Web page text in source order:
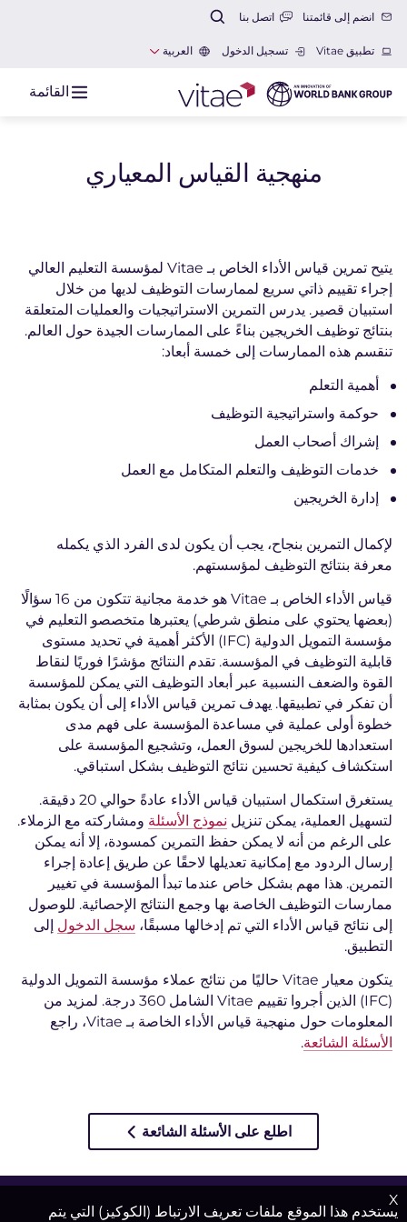
انضم إلى قائمتنا اتصل بنا
تطبيق Vitae تسجيل الدخول العربية
القائمة
منهجية القياس المعياري
يتيح تمرين قياس الأداء الخاص بـ Vitae لمؤسسة التعليم العالي
إجراء تقييم ذاتي سريع لممارسات التوظيف لديها من خلال
استبيان قصير. يدرس التمرين الاستراتيجيات والعمليات المتعلقة
بنتائج توظيف الخريجين بناءً على الممارسات الجيدة حول العالم.
تنقسم هذه الممارسات إلى خمسة أبعاد:
أهمية التعلم
حوكمة واستراتيجية التوظيف
إشراك أصحاب العمل
خدمات التوظيف والتعلم المتكامل مع العمل
إدارة الخريجين
لإكمال التمرين بنجاح، يجب أن يكون لدى الفرد الذي يكمله
معرفة بنتائج التوظيف لمؤسستهم.
قياس الأداء الخاص بـ Vitae هو خدمة مجانية تتكون من 16 سؤالًا
(بعضها يحتوي على منطق شرطي) يعتبرها متخصصو التعليم في
مؤسسة التمويل الدولية (IFC) الأكثر أهمية في تحديد مستوى
قابلية التوظيف في المؤسسة. تقدم النتائج مؤشرًا فوريًا لنقاط
القوة والضعف النسبية عبر أبعاد التوظيف التي يمكن للمؤسسة
أن تفكر في تطبيقها. يهدف تمرين قياس الأداء إلى أن يكون بمثابة
خطوة أولى عملية في مساعدة المؤسسة على فهم مدى
استعدادها للخريجين لسوق العمل، وتشجيع المؤسسة على
استكشاف كيفية تحسين نتائج التوظيف بشكل استباقي.
يستغرق استكمال استبيان قياس الأداء عادةً حوالي 20 دقيقة.
لتسهيل العملية، يمكن تنزيل نموذج الأسئلة ومشاركته مع الزملاء.
على الرغم من أنه لا يمكن حفظ التمرين كمسودة، إلا أنه يمكن
إرسال الردود مع إمكانية تعديلها لاحقًا عن طريق إعادة إجراء
التمرين. هذا مهم بشكل خاص عندما تبدأ المؤسسة في تغيير
ممارسات التوظيف الخاصة بها وجمع النتائج الإحصائية. للوصول
إلى نتائج قياس الأداء التي تم إدخالها مسبقًا، سجل الدخول إلى
التطبيق.
يتكون معيار Vitae حاليًا من نتائج عملاء مؤسسة التمويل الدولية
(IFC) الذين أجروا تقييم Vitae الشامل 360 درجة. لمزيد من
المعلومات حول منهجية قياس الأداء الخاصة بـ Vitae، راجع
الأسئلة الشائعة.
اطلع على الأسئلة الشائعة
X
يستخدم هذا الموقع ملفات تعريف الارتباط (الكوكيز) التي يتم